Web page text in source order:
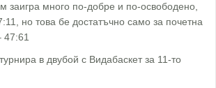
заигра много по-добре и по-освободено,
но това бе достатъчно само за почетна
47:61
в двубой с Видабаскет за 11-то